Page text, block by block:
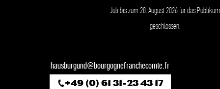
Juli bis zum 28. August 2026 für das Publikum
geschlossen.
hausburgund@bourgognefranchecomte.fr
+49 (0) 61 31-23 43 17